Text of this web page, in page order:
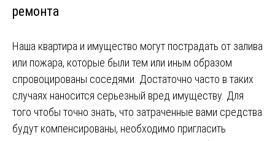
ремонта
Наша квартира и имущество могут пострадать от залива
или пожара, которые были тем или иным образом
спровоцированы соседями. Достаточно часто в таких
случаях наносится серьезный вред имуществу. Для
того чтобы точно знать, что затраченные вами средства
будут компенсированы, необходимо пригласить